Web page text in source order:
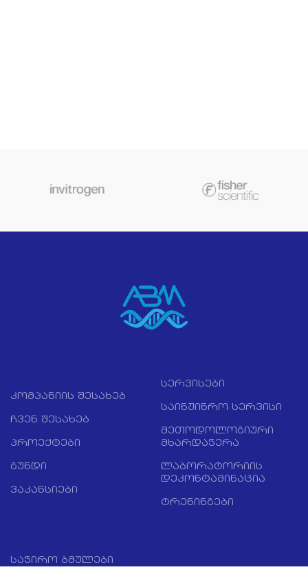
კომპანიის შესახებ
ჩვენ შესახებ
პროექტები
გუნდი
ვაკანსიები
სერვისები
საინჟინრო სერვისი
მეთოდოლოგიური
მხარდაჭერა
ლაბორატორიის
დეკონტამინაცია
ტრენინგები
საჭირო ბმულები